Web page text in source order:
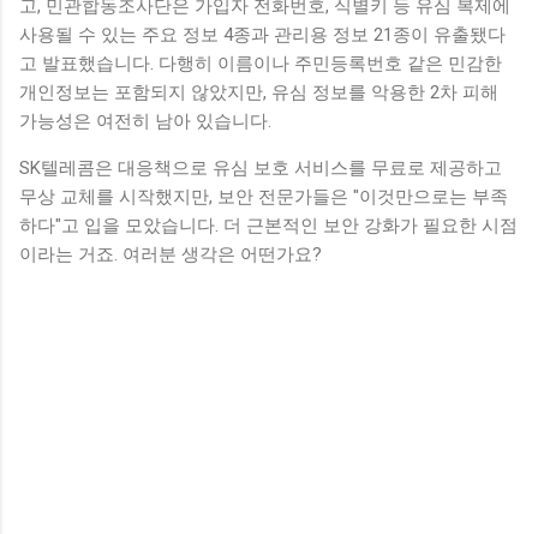
고, 민관합동조사단은 가입자 전화번호, 식별키 등 유심 복제에
사용될 수 있는 주요 정보 4종과 관리용 정보 21종이 유출됐다
고 발표했습니다. 다행히 이름이나 주민등록번호 같은 민감한
개인정보는 포함되지 않았지만, 유심 정보를 악용한 2차 피해
가능성은 여전히 남아 있습니다.
SK텔레콤은 대응책으로 유심 보호 서비스를 무료로 제공하고
무상 교체를 시작했지만, 보안 전문가들은 "이것만으로는 부족
하다"고 입을 모았습니다. 더 근본적인 보안 강화가 필요한 시점
이라는 거죠. 여러분 생각은 어떤가요?